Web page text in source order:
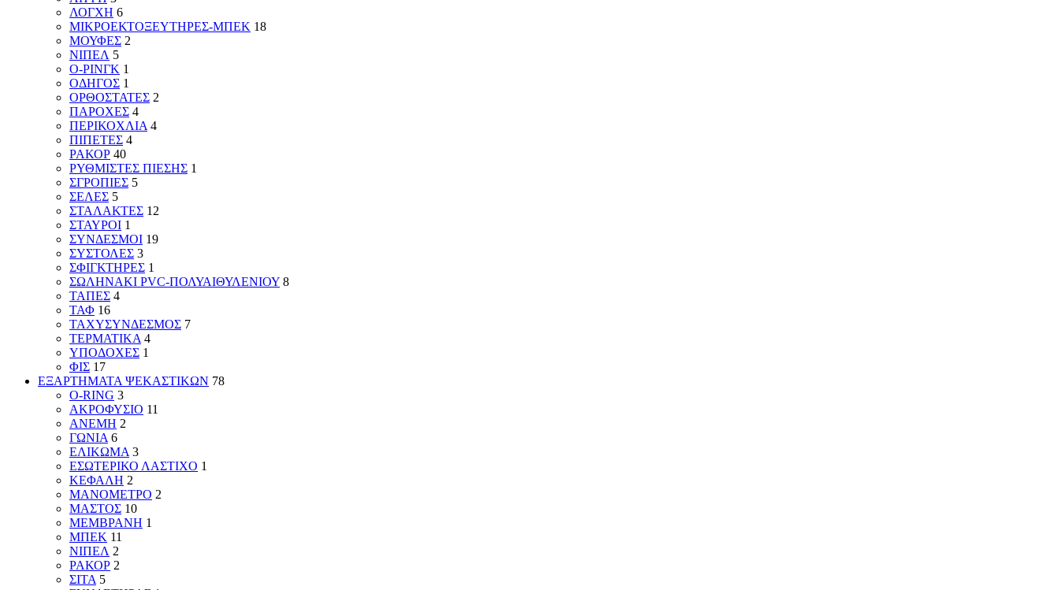
ΛΟΓΧΗ 6
ΜΙΚΡΟΕΚΤΟΞΕΥΤΗΡΕΣ-ΜΠΕΚ 18
ΜΟΥΦΕΣ 2
ΝΙΠΕΛ 5
Ο-ΡΙΝΓΚ 1
ΟΔΗΓΟΣ 1
ΟΡΘΟΣΤΑΤΕΣ 2
ΠΑΡΟΧΕΣ 4
ΠΕΡΙΚΟΧΛΙΑ 4
ΠΙΠΕΤΕΣ 4
ΡΑΚΟΡ 40
ΡΥΘΜΙΣΤΕΣ ΠΙΕΣΗΣ 1
ΣΓΡΟΠΙΕΣ 5
ΣΕΛΕΣ 5
ΣΤΑΛΑΚΤΕΣ 12
ΣΤΑΥΡΟΙ 1
ΣΥΝΔΕΣΜΟΙ 19
ΣΥΣΤΟΛΕΣ 3
ΣΦΙΓΚΤΗΡΕΣ 1
ΣΩΛΗΝΑΚΙ PVC-ΠΟΛΥΑΙΘΥΛΕΝΙΟΥ 8
ΤΑΠΕΣ 4
ΤΑΦ 16
ΤΑΧΥΣΥΝΔΕΣΜΟΣ 7
ΤΕΡΜΑΤΙΚΑ 4
ΥΠΟΔΟΧΕΣ 1
ΦΙΣ 17
ΕΞΑΡΤΗΜΑΤΑ ΨΕΚΑΣΤΙΚΩΝ 78
O-RING 3
ΑΚΡΟΦΥΣΙΟ 11
ΑΝΕΜΗ 2
ΓΩΝΙΑ 6
ΕΛΙΚΩΜΑ 3
ΕΣΩΤΕΡΙΚΟ ΛΑΣΤΙΧΟ 1
ΚΕΦΑΛΗ 2
ΜΑΝΟΜΕΤΡΟ 2
ΜΑΣΤΟΣ 10
ΜΕΜΒΡΑΝΗ 1
ΜΠΕΚ 11
ΝΙΠΕΛ 2
ΡΑΚΟΡ 2
ΣΙΤΑ 5